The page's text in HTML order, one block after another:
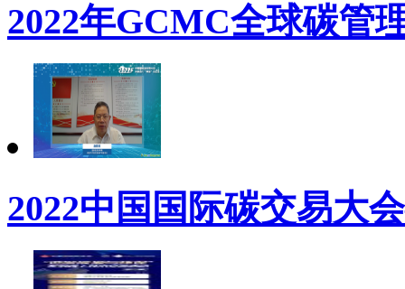
2022年GCMC全球碳管
2022中国国际碳交易大